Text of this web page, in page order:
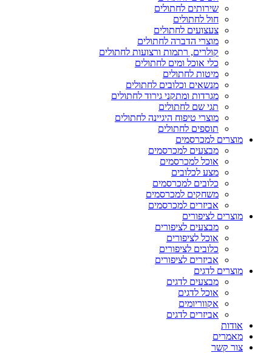
שירותים לחתולים
חול לחתולים
צעצועים לחתולים
מוצרי הדברה לחתולים
קולרים, רתמות ורצועות לחתולים
כלי אוכל ומים לחתולים
מיטות לחתולים
מנשאים וכלובים לחתולים
מגרדות ומתקני גירוד לחתולים
תגי שם לחתולים
מוצרי טיפוח היגיינה לחתולים
תוספים לחתולים
מוצרים למכרסמים
מבצעים למכרסמים
אוכל למכרסמים
מצע לכלובים
כלובים למכרסמים
משחקים למכרסמים
אביזרים למכרסמים
מוצרים לציפורים
מבצעים לציפורים
אוכל לציפורים
כלובים לציפורים
אביזרים לציפורים
מוצרים לדגים
מבצעים לדגים
אוכל לדגים
אקווריומים
אביזרים לדגים
אודות
מאמרים
צור קשר